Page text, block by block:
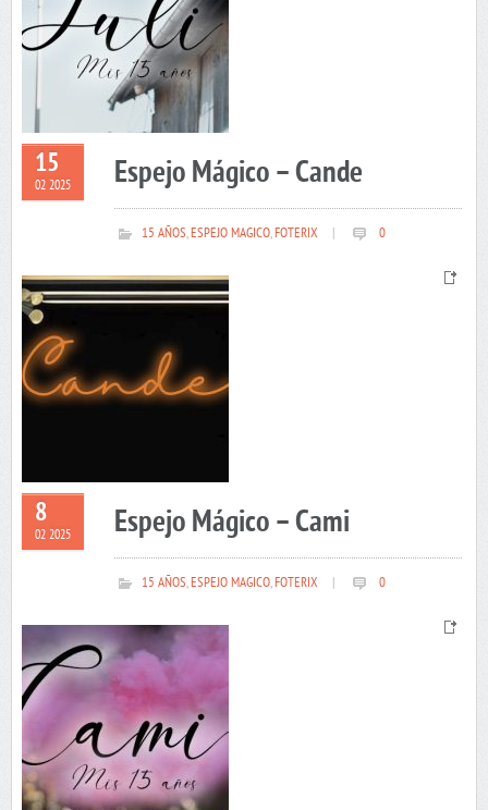
15
02 2025 Espejo Mágico – Cande
15 AÑOS,ESPEJO MAGICO,FOTERIX 0
8
02 2025 Espejo Mágico – Cami
15 AÑOS,ESPEJO MAGICO,FOTERIX 0